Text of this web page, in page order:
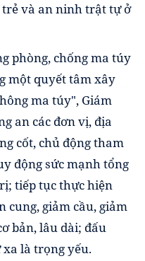
trẻ và an ninh trật tự ở
phòng, chống ma túy
một quyết tâm xây
ma túy", Giám
an các đơn vị, địa
cốt, chủ động tham
động sức mạnh tổng
tiếp tục thực hiện
cung, giảm cầu, giảm
bản, lâu dài; đấu
là trọng yếu.